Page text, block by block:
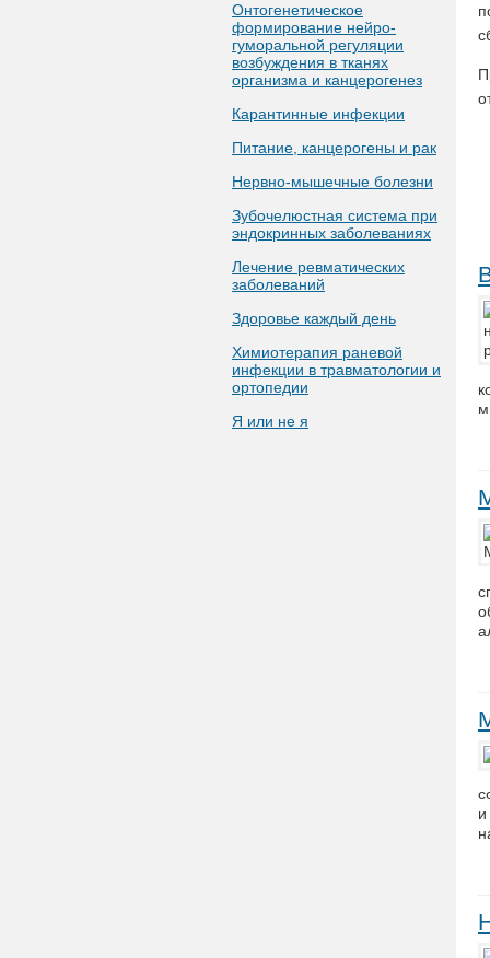
Онтогенетическое
формирование нейро-
гуморальной регуляции
возбуждения в тканях
организма и канцерогенез
Карантинные инфекции
Питание, канцерогены и рак
Нервно-мышечные болезни
Зубочелюстная система при
эндокринных заболеваниях
Лечение ревматических
заболеваний
Здоровье каждый день
Химиотерапия раневой
инфекции в травматологии и
ортопедии
Я или не я